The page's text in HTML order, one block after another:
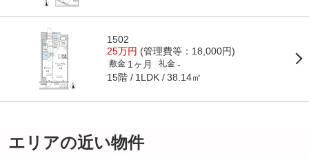
1502
25万円 (管理費等：18,000円)
敷金 1ヶ月 礼金 -
15階 1LDK 38.14㎡
エリアの近い物件